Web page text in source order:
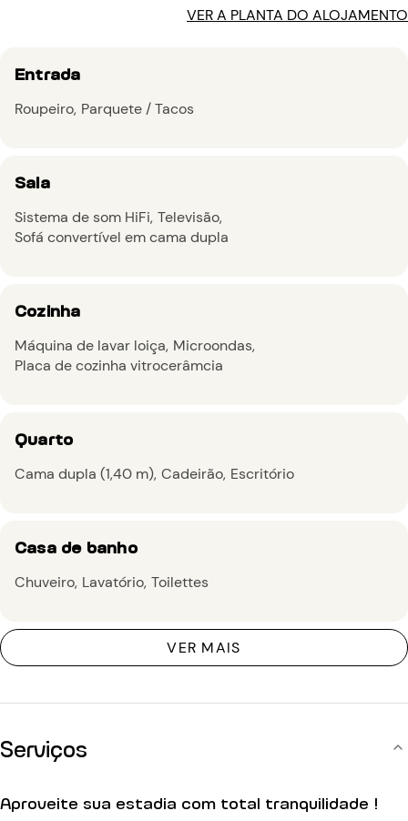
VER A PLANTA DO ALOJAMENTO
Entrada
Roupeiro Parquete / Tacos
Sala
Sistema de som HiFi Televisão
Sofá convertível em cama dupla
Cozinha
Máquina de lavar loiça Microondas
Placa de cozinha vitrocerâmcia
Quarto
Cama dupla (1,40 m) Cadeirão Escritório
Casa de banho
Chuveiro Lavatório Toilettes
VER MAIS
Serviços
Aproveite sua estadia com total tranquilidade !